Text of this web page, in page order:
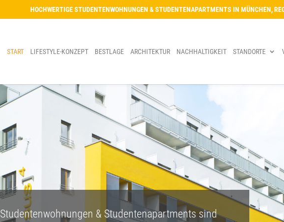
HOCHWERTIGE STUDENTENWOHNUNGEN & STUDENTENAPARTMENTS IN MÜNCHEN,
START LIFESTYLE-KONZEPT BESTLAGE ARCHITEKTUR NACHHALTIGKEIT STANDORTE
Studentenwohnungen & Studentenapartments sind